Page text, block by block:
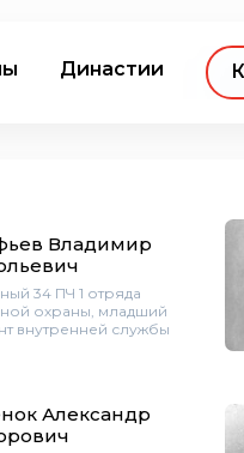
Династии
Владимир
34 ПЧ 1 отряда
охраны, младший
внутренней службы
Александр